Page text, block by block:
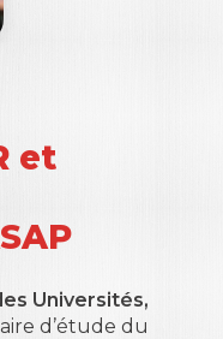
et
Universités,
d’étude du